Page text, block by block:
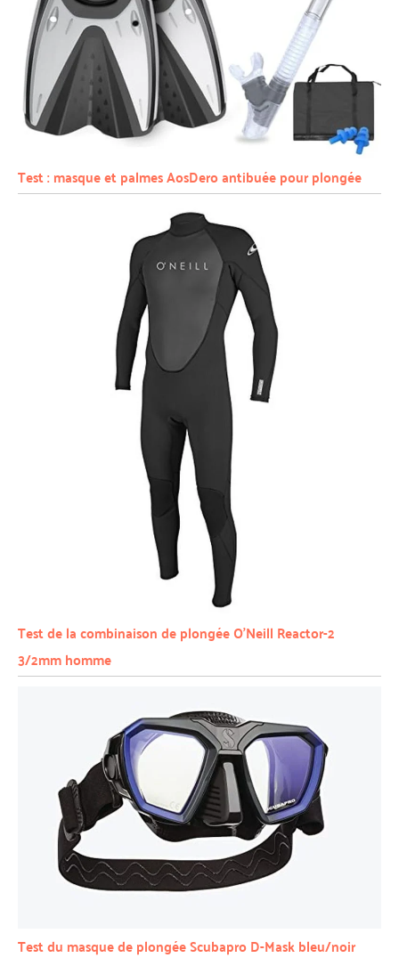
Test : masque et palmes AosDero antibuée pour plongée
Test de la combinaison de plongée O’Neill Reactor-2
3/2mm homme
Test du masque de plongée Scubapro D-Mask bleu/noir